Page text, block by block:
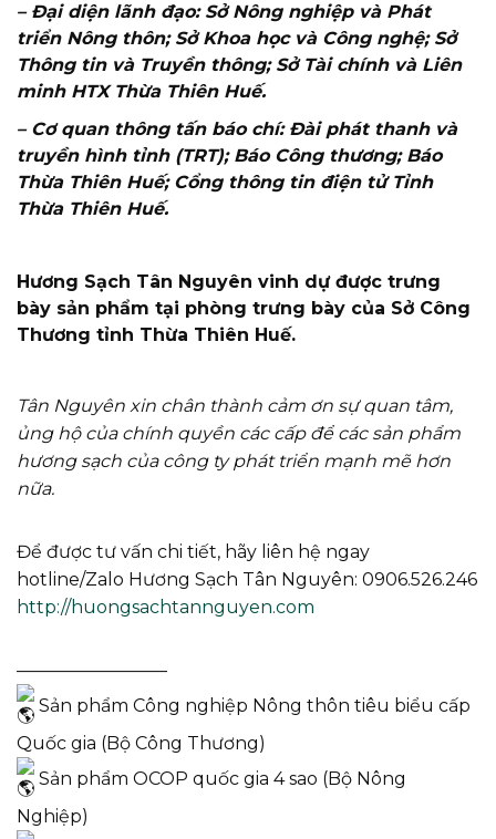
– Đại diện lãnh đạo: Sở Nông nghiệp và Phát
triển Nông thôn; Sở Khoa học và Công nghệ; Sở
Thông tin và Truyền thông; Sở Tài chính và Liên
minh HTX Thừa Thiên Huế.
– Cơ quan thông tấn báo chí: Đài phát thanh và
truyền hình tỉnh (TRT); Báo Công thương; Báo
Thừa Thiên Huế; Cổng thông tin điện tử Tỉnh
Thừa Thiên Huế.
Hương Sạch Tân Nguyên vinh dự được trưng
bày sản phẩm tại phòng trưng bày của Sở Công
Thương tỉnh Thừa Thiên Huế.
Tân Nguyên xin chân thành cảm ơn sự quan tâm,
ủng hộ của chính quyền các cấp để các sản phẩm
hương sạch của công ty phát triển mạnh mẽ hơn
nữa.
Để được tư vấn chi tiết, hãy liên hệ ngay
hotline/Zalo Hương Sạch Tân Nguyên: 0906.526.246
http://huongsachtannguyen.com
————————–
Sản phẩm Công nghiệp Nông thôn tiêu biểu cấp
Quốc gia (Bộ Công Thương)
Sản phẩm OCOP quốc gia 4 sao (Bộ Nông
Nghiệp)